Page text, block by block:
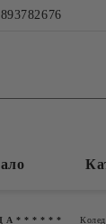
А * * * * * *